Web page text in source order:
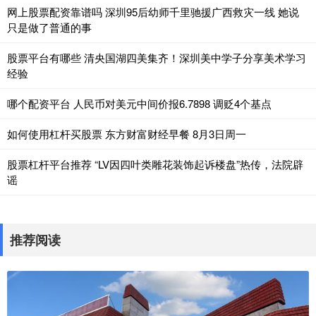
网上股票配资靠谱吗 深圳95后幼师千里驰援广西救灾一线 她说
只是做了普通的事
股票平台有哪些 清央国湖四美集齐！深圳美中学子分享美术学习
经验
哪个配资平台 人民币对美元中间价报6.7898 调贬4个基点
如何使用杠杆买股票 东方财富财经早餐 8月3日周一
股票杠杆平台推荐 “LV因四叶类雕花装饰起诉楼盘”热传，法院辟
谣
推荐阅读